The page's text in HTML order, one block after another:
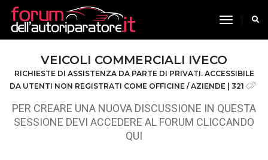
toggle
VEICOLI COMMERCIALI IVECO
RICHIESTE DI ASSISTENZA DA PARTE DI PRIVATI. ACCESSIBILE
DA UTENTI NON REGISTRATI COME OFFICINE / AZIENDE | 321
PER CREARE UNA NUOVA DISCUSSIONE IN QUESTA
SESSIONE DEVI ACCEDERE AL FORUM CLICCANDO
QUI